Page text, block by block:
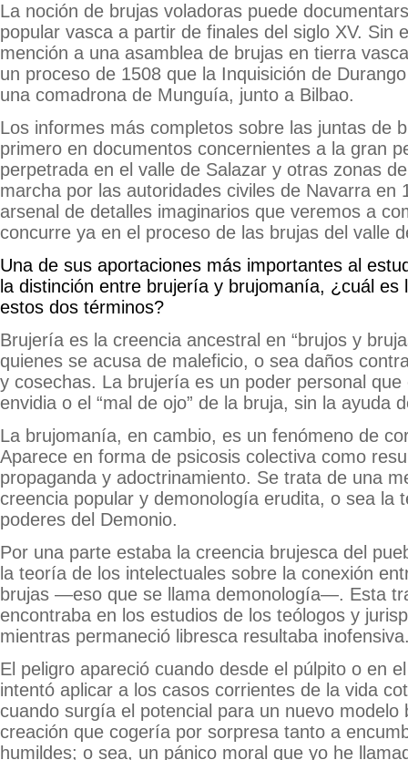
La noción de brujas voladoras puede
popular vasca a partir de finales del siglo XV. Sin
mención a una asamblea de brujas en tierra
un proceso de 1508 que la Inquisición de
una comadrona de Munguía, junto a Bilbao.
Los informes más completos sobre las juntas de
primero en documentos concernientes a la gran
perpetrada en el valle de Salazar y otras zonas
marcha por las autoridades civiles de Navarra en
arsenal de detalles imaginarios que veremos a
concurre ya en el proceso de las brujas del valle
Una de sus aportaciones más importantes al
la distinción entre brujería y brujomanía, ¿cuál es
estos dos términos?
Brujería es la creencia ancestral en “brujos y
quienes se acusa de maleficio, o sea daños
y cosechas. La brujería es un poder personal
envidia o el “mal de ojo” de la bruja, sin la ayuda
La brujomanía, en cambio, es un fenómeno de
Aparece en forma de psicosis colectiva como
propaganda y adoctrinamiento. Se trata de una
creencia popular y demonología erudita, o sea la
poderes del Demonio.
Por una parte estaba la creencia brujesca del
la teoría de los intelectuales sobre la conexión
brujas —eso que se llama demonología—. Esta
encontraba en los estudios de los teólogos y
mientras permaneció libresca resultaba
El peligro apareció cuando desde el púlpito o en
intentó aplicar a los casos corrientes de la vida
cuando surgía el potencial para un nuevo modelo
creación que cogería por sorpresa tanto a
humildes; o sea, un pánico moral que yo he